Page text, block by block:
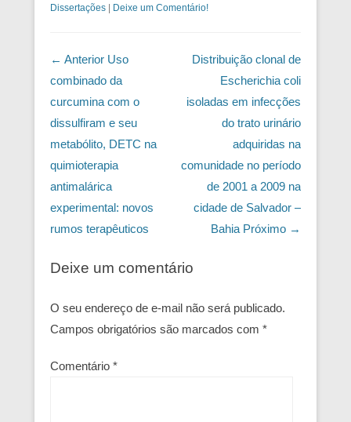
Dissertações
Deixe um Comentário!
Navegação das Postagens
← Anterior Uso
combinado da
curcumina com o
dissulfiram e seu
metabólito, DETC na
quimioterapia
antimalárica
experimental: novos
rumos terapêuticos
Distribuição clonal de
Escherichia coli
isoladas em infecções
do trato urinário
adquiridas na
comunidade no período
de 2001 a 2009 na
cidade de Salvador –
Bahia Próximo →
Deixe um comentário
O seu endereço de e-mail não será publicado.
Campos obrigatórios são marcados com *
Comentário *